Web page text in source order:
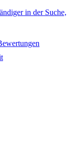
in der Suche,